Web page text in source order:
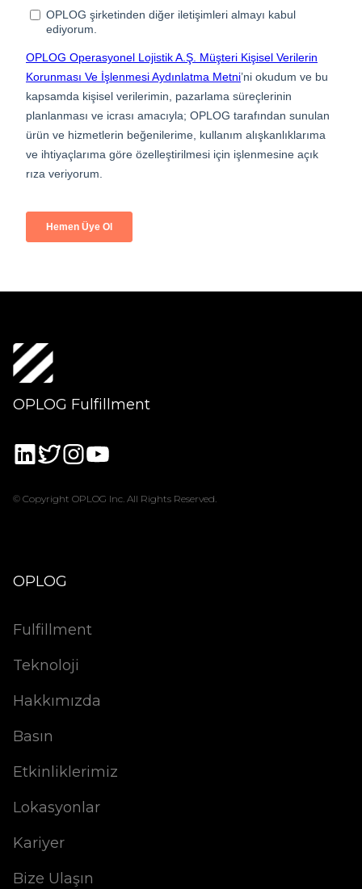
OPLOG Fulfillment
© Copyright OPLOG Inc. All Rights Reserved.
OPLOG
Fulfillment
Teknoloji
Hakkımızda
Basın
Etkinliklerimiz
Lokasyonlar
Kariyer
Bize Ulaşın